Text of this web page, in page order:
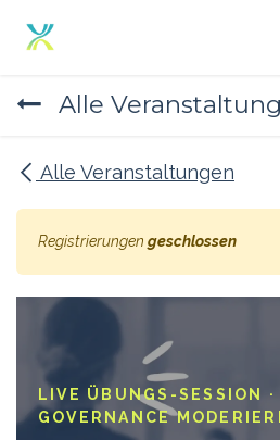
Alle
Alle Veranstaltungen
Registrierungen geschlossen
LIVE ÜBUNGS-SESSION ·
GOVERNANCE